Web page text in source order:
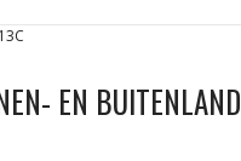
EN BUITENLAND